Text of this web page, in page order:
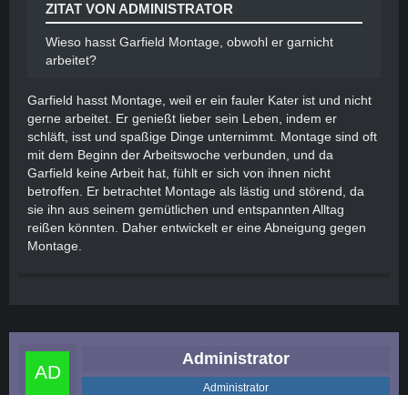
ZITAT VON ADMINISTRATOR
Wieso hasst Garfield Montage, obwohl er garnicht
arbeitet?
Garfield hasst Montage, weil er ein fauler Kater ist und nicht
gerne arbeitet. Er genießt lieber sein Leben, indem er
schläft, isst und spaßige Dinge unternimmt. Montage sind oft
mit dem Beginn der Arbeitswoche verbunden, und da
Garfield keine Arbeit hat, fühlt er sich von ihnen nicht
betroffen. Er betrachtet Montage als lästig und störend, da
sie ihn aus seinem gemütlichen und entspannten Alltag
reißen könnten. Daher entwickelt er eine Abneigung gegen
Montage.
Administrator
Administrator